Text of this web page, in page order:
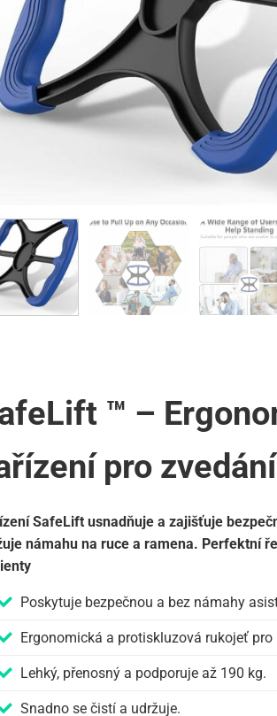
™ –
pro zvedání
SafeLift usnadňuje a zajišťuje
námahu na ruce a ramena. Perfektní
Poskytuje bezpečnou a bez námahy
Ergonomická a protiskluzová rukojeť
Lehký, přenosný a podporuje až 190 kg.
Snadno se čistí a udržuje.